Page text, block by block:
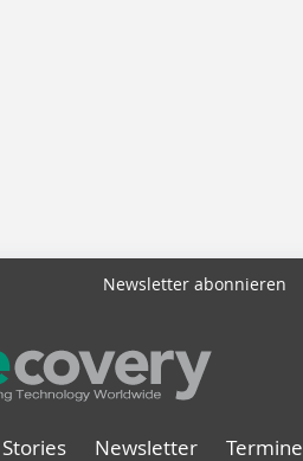
Newsletter abonnieren
Newsletter Termine